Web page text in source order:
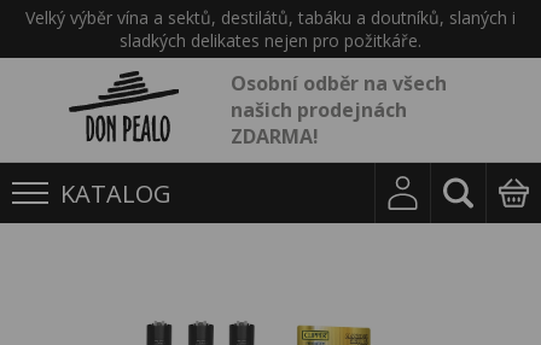
Velký výběr vína a sektů, destilátů, tabáku a doutníků, slaných i
sladkých delikates nejen pro požitkáře.
Osobní odběr na všech
našich prodejnách
ZDARMA!
KATALOG